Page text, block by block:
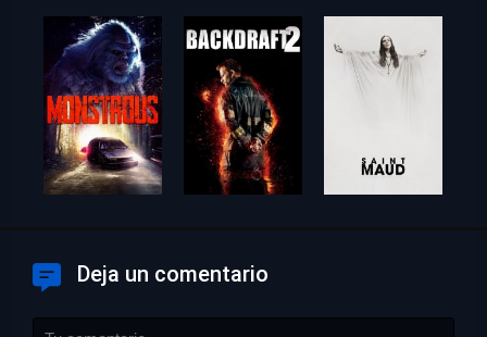
Deja un comentario